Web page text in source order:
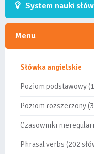
System nauki
Menu
Słówka angielskie
Poziom podstawowy
Poziom rozszerzony
Czasowniki
Phrasal verbs (202